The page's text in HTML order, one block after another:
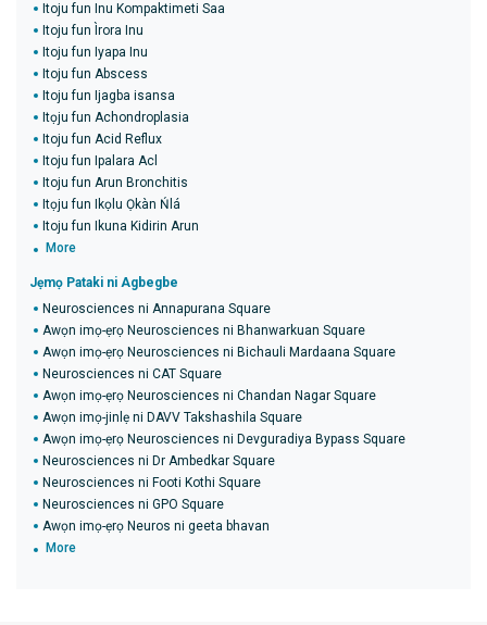
Itoju fun Inu Kompaktimeti Saa
Itoju fun Ìrora Inu
Itoju fun Iyapa Inu
Itoju fun Abscess
Itoju fun Ijagba isansa
Itọju fun Achondroplasia
Itoju fun Acid Reflux
Itoju fun Ipalara Acl
Itoju fun Arun Bronchitis
Itọju fun Ikọlu Ọkàn Ńlá
Itoju fun Ikuna Kidirin Arun
More
Jẹmọ Pataki ni Agbegbe
Neurosciences ni Annapurana Square
Awọn imọ-ẹrọ Neurosciences ni Bhanwarkuan Square
Awọn imọ-ẹrọ Neurosciences ni Bichauli Mardaana Square
Neurosciences ni CAT Square
Awọn imọ-ẹrọ Neurosciences ni Chandan Nagar Square
Awọn imọ-jinlẹ ni DAVV Takshashila Square
Awọn imọ-ẹrọ Neurosciences ni Devguradiya Bypass Square
Neurosciences ni Dr Ambedkar Square
Neurosciences ni Footi Kothi Square
Neurosciences ni GPO Square
Awọn imọ-ẹrọ Neuros ni geeta bhavan
More